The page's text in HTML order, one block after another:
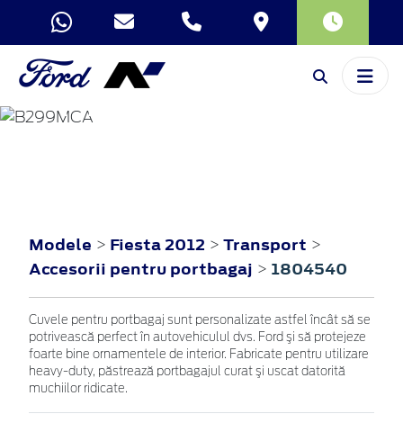
FIESTA
Modele > Fiesta 2012 > Transport >
Accesorii pentru portbagaj > 1804540
Cuvele pentru portbagaj sunt personalizate astfel încât să se
potrivească perfect în autovehiculul dvs. Ford şi să protejeze
foarte bine ornamentele de interior. Fabricate pentru utilizare
heavy-duty, păstrează portbagajul curat şi uscat datorită
muchiilor ridicate.